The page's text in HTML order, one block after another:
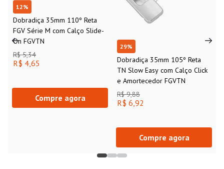
12%
Dobradiça 35mm 110º Reta
FGV Série M com Calço Slide-
On FGVTN
R$ 5,34
R$ 4,65
Compre agora
29%
Dobradiça 35mm 105º Reta
TN Slow Easy com Calço Click
e Amortecedor FGVTN
R$ 9,88
R$ 6,92
Compre agora